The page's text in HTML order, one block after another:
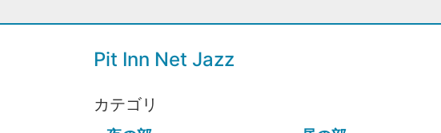
Pit Inn Net Jazz
カテゴリ